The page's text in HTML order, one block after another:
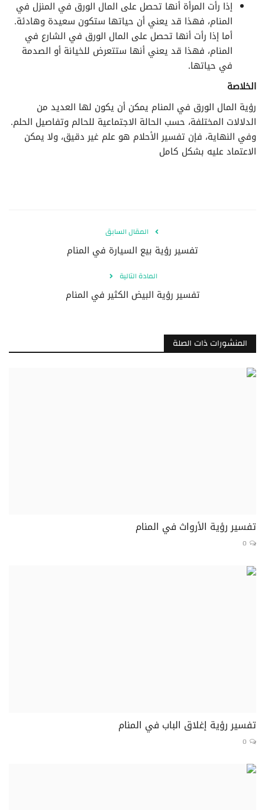
إذا رأت المرأة أنها تحصل على المال الورق في المنزل في
المنام، فهذا قد يعني أن حياتها ستكون سعيدة وهادئة.
أما إذا رأت أنها تحصل على المال الورق في الشارع في
المنام، فهذا قد يعني أنها ستتعرض للخيانة أو الصدمة
في حياتها.
الخلاصة
رؤية المال الورق في المنام يمكن أن يكون لها العديد من
الدلالات المختلفة، حسب الحالة الاجتماعية للحالم وتفاصيل الحلم.
وفي النهاية، فإن تفسير الأحلام هو علم غير دقيق، ولا يمكن
الاعتماد عليه بشكل كامل
المقال السابق
تفسير رؤية بيع السيارة في المنام
المادة التالية
تفسير رؤية البيض الكثير في المنام
المنشورات ذات الصلة
تفسير رؤية الأرواث في المنام
0
تفسير رؤية إغلاق الباب في المنام
0